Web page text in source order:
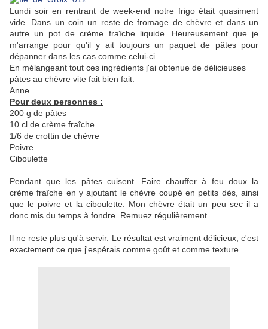
Lundi soir en rentrant de week-end notre frigo était quasiment
vide. Dans un coin un reste de fromage de chèvre et dans un
autre un pot de crème fraîche liquide. Heureusement que je
m'arrange pour qu'il y ait toujours un paquet de pâtes pour
dépanner dans les cas comme celui-ci.
En mélangeant tout ces ingrédients j'ai obtenue de délicieuses
pâtes au chèvre vite fait bien fait.
Anne
Pour deux personnes :
200 g de pâtes
10 cl de crème fraîche
1/6 de crottin de chèvre
Poivre
Ciboulette
Pendant que les pâtes cuisent. Faire chauffer à feu doux la
crème fraîche en y ajoutant le chèvre coupé en petits dés, ainsi
que le poivre et la ciboulette. Mon chèvre était un peu sec il a
donc mis du temps à fondre. Remuez régulièrement.
Il ne reste plus qu'à servir. Le résultat est vraiment délicieux, c'est
exactement ce que j'espérais comme goût et comme texture.